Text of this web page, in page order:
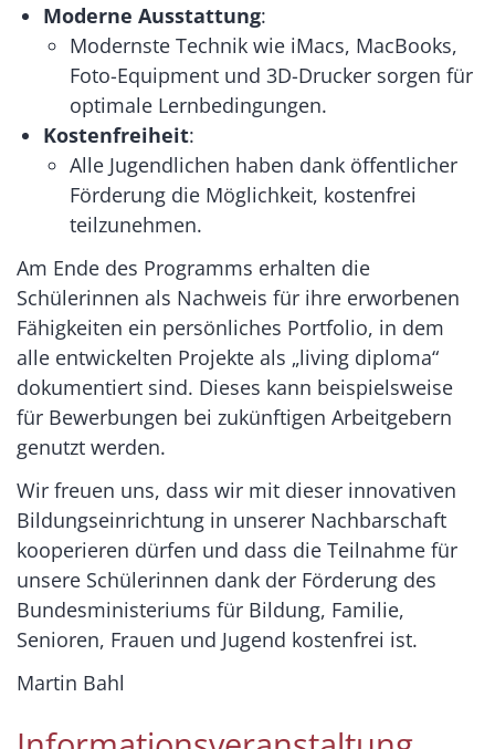
Moderne Ausstattung:
Modernste Technik wie iMacs, MacBooks,
Foto-Equipment und 3D-Drucker sorgen für
optimale Lernbedingungen.
Kostenfreiheit:
Alle Jugendlichen haben dank öffentlicher
Förderung die Möglichkeit, kostenfrei
teilzunehmen.
Am Ende des Programms erhalten die
Schülerinnen als Nachweis für ihre erworbenen
Fähigkeiten ein persönliches Portfolio, in dem
alle entwickelten Projekte als „living diploma“
dokumentiert sind. Dieses kann beispielsweise
für Bewerbungen bei zukünftigen Arbeitgebern
genutzt werden.
Wir freuen uns, dass wir mit dieser innovativen
Bildungseinrichtung in unserer Nachbarschaft
kooperieren dürfen und dass die Teilnahme für
unsere Schülerinnen dank der Förderung des
Bundesministeriums für Bildung, Familie,
Senioren, Frauen und Jugend kostenfrei ist.
Martin Bahl